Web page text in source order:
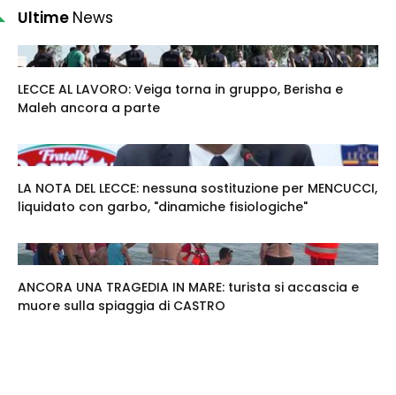
Ultime News
LECCE AL LAVORO: Veiga torna in gruppo, Berisha e
Maleh ancora a parte
LA NOTA DEL LECCE: nessuna sostituzione per MENCUCCI,
liquidato con garbo, "dinamiche fisiologiche"
ANCORA UNA TRAGEDIA IN MARE: turista si accascia e
muore sulla spiaggia di CASTRO